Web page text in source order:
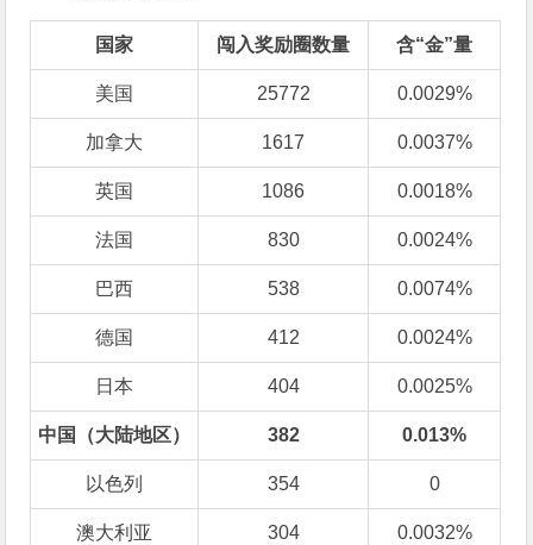
国家 闯入奖励圈数量 含“金”量
美国 25772 0.0029%
加拿大 1617 0.0037%
英国 1086 0.0018%
法国 830 0.0024%
巴西 538 0.0074%
德国 412 0.0024%
日本 404 0.0025%
中国（大陆地区） 382 0.013%
以色列 354 0
澳大利亚 304 0.0032%